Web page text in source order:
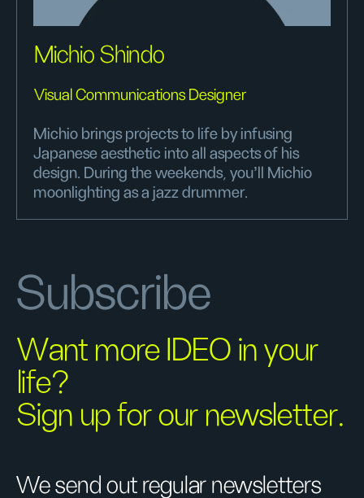
Michio Shindo
Visual Communications Designer
Michio brings projects to life by infusing
Japanese aesthetic into all aspects of his
design. During the weekends, you'll Michio
moonlighting as a jazz drummer.
Subscribe
Want more IDEO in your
life?
Sign up for our newsletter.
We send out regular newsletters